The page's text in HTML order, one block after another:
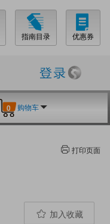
指南目录 优惠券
0 购物车
打印页面
加入收藏